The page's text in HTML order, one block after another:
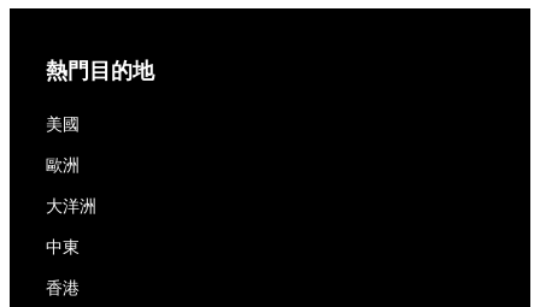
熱門目的地
美國
歐洲
大洋洲
中東
香港